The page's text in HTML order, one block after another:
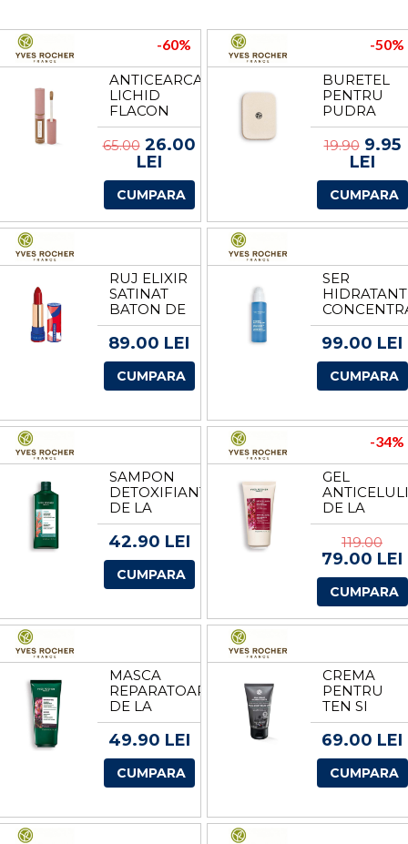
-60%
ANTICEARCAN
LICHID
FLACON
DE LA
YVES
ROCHER
65.0026.00
LEI
CUMPARA
-50%
BURETEL
PENTRU
PUDRA
COMPACTA
DE LA
YVES
ROCHER
19.909.95
LEI
CUMPARA
RUJ ELIXIR
SATINAT
BATON DE
LA YVES
ROCHER
89.00 LEI
CUMPARA
SER
HIDRATANT
DE LA
YVES
99.00 LEI
CUMPARA
SAMPON
DETOXIFIANT
DE LA
YVES
ROCHER
42.90 LEI
CUMPARA
-34%
GEL
DE LA
YVES
ROCHER
119.00
79.00 LEI
CUMPARA
MASCA
REPARATOARE
DE LA
YVES
ROCHER
49.90 LEI
CUMPARA
CREMA
PENTRU
TEN SI
BARBA
SCURTA
YVES
ROCHER
69.00 LEI
CUMPARA